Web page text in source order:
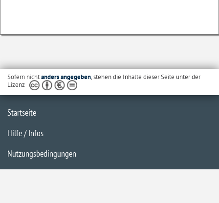
Sofern nichtanders angegeben, stehen die Inhalte dieser Seite unter der
Lizenz
Startseite
Hilfe / Infos
Nutzungsbedingungen